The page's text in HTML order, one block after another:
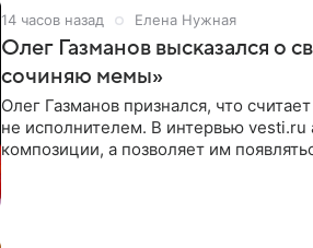
14 часов назад Елена Нужная
Олег Газманов высказался о
сочиняю мемы»
Олег Газманов признался, что
не исполнителем. В интервью vesti.ru
композиции, а позволяет им